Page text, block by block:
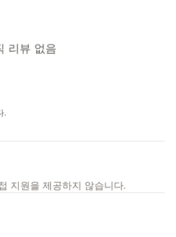
리뷰 없음
.
지원을 제공하지 않습니다.